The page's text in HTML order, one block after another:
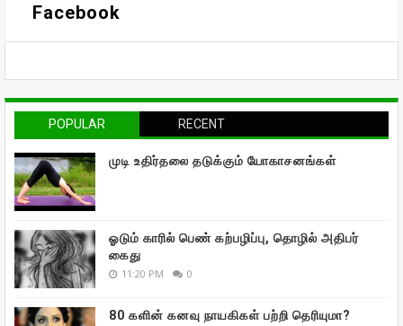
Facebook
POPULAR RECENT
முடி உதிர்தலை தடுக்கும் யோகாசனங்கள்
ஓடும் காரில் பெண் கற்பழிப்பு, தொழில் அதிபர்
கைது
11:20 PM 0
80 களின் கனவு நாயகிகள் பற்றி தெரியுமா?